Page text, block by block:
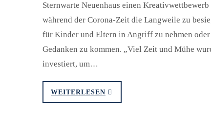
Sternwarte Neuenhaus einen
während der Corona-Zeit die Langweile zu
für Kinder und Eltern in Angriff zu nehmen
Gedanken zu kommen. „Viel Zeit und Mühe
investiert, um…
WEITERLESEN